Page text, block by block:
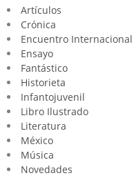
Artículos
Crónica
Encuentro
Ensayo
Fantástico
Historieta
Infantojuvenil
Libro Ilustrado
Literatura
México
Música
Novedades